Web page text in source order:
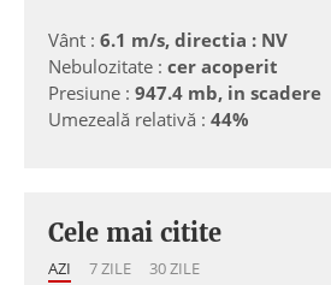
Vânt : 6.1 m/s, directia : NV
Nebulozitate : cer acoperit
Presiune : 947.4 mb, in scadere
Umezeală relativă : 44%
Cele mai citite
AZI 7 ZILE 30 ZILE